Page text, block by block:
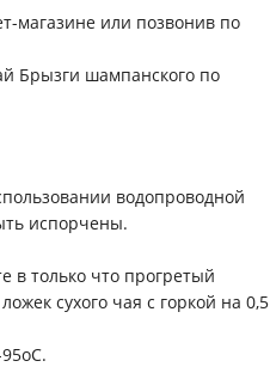
магазине или позвонив по
Брызги шампанского по
водопроводной
испорчены.
в только что прогретый
сухого чая с горкой на 0,5